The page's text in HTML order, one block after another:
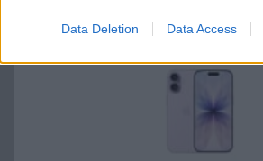
Data Deletion Data Access
Apple iPhone 17